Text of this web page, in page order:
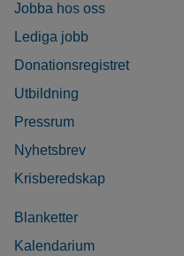
Jobba hos oss
Lediga jobb
Donationsregistret
Utbildning
Pressrum
Nyhetsbrev
Krisberedskap
Blanketter
Kalendarium